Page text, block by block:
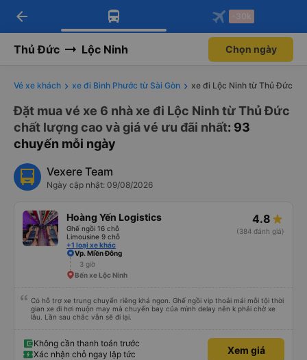
Tải app Vexere ngay!
Nhận ưu đãi thành viên độc
Mở app
Tải app Vexere
-30k/ghế khi đặt vé máy bay qua
Mở app
arrow_back -30k
Thủ Đức Lộc Ninh Chọn ngày
Vé xe khách xe đi Bình Phước từ Sài Gòn xe đi Lộc Ninh từ Thủ Đức
Đặt mua vé xe 6 nhà xe đi Lộc Ninh từ Thủ Đức
chất lượng cao và giá vé ưu đãi nhất: 93
chuyến mỗi ngày
Vexere Team
Ngày cập nhật: 09/08/2026
Hoàng Yến Logistics
Ghế ngồi 16 chỗ
Limousine 9 chỗ
+1 loại xe khác
4.8
(384 đánh giá)
Vp. Miền Đông
3 giờ
Bến xe Lộc Ninh
Có hỗ trợ xe trung chuyển riêng khá ngon. Ghế ngồi vip thoải mái mỗi tội thời
gian xe đi hơi muộn may mà chuyến bay của mình delay nên k phải chờ xe
lâu. Lần sau chắc vẫn sẽ đi lại.
Không cần thanh toán trước
Xác nhận chỗ ngay lập tức
Xem giá